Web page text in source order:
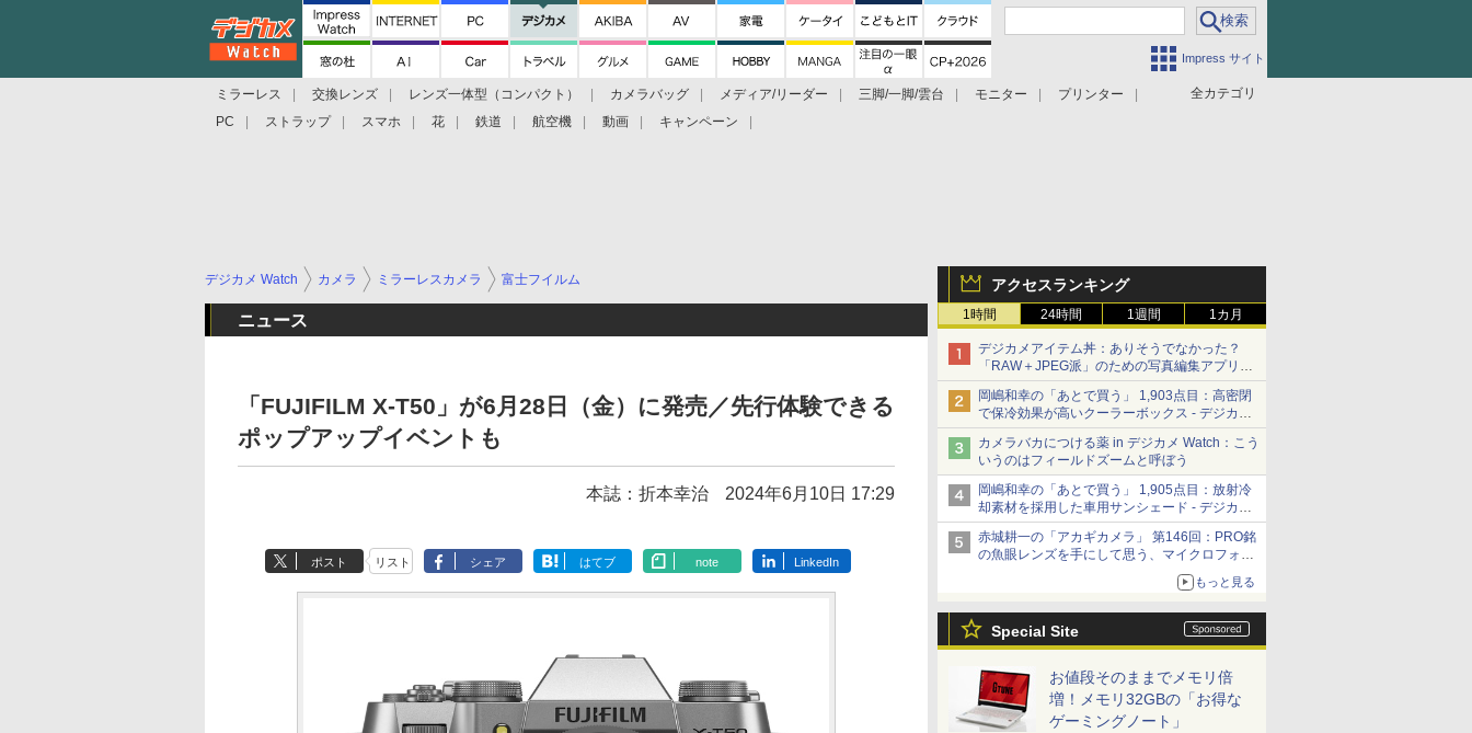
Impress サイト
全カテゴリ
ミラーレス 交換レンズ レンズ一体型（コンパクト） カメラバッグ メディア/リーダー 三脚/一脚/雲台 モニター
プリンター
PC
ストラップ スマホ 花 鉄道 航空機 動画 キャンペーン
アクセスランキング
1時間 24時間 1週間 1カ月
デジカメアイテム丼：ありそうでなかった？
「RAW＋JPEG派」のための写真編集アプリ
カメラデフォルトのJPEGを大切にする
「Filmator」
岡嶋和幸の「あとで買う」 1,903点目：高密閉
で保冷効果が高いクーラーボックス - デジカメ
Watch
カメラバカにつける薬 in デジカメ Watch：こう
いうのはフィールドズームと呼ぼう
岡嶋和幸の「あとで買う」 1,905点目：放射冷
却素材を採用した車用サンシェード - デジカメ
Watch
赤城耕一の「アカギカメラ」 第146回：PRO銘
の魚眼レンズを手にして思う、マイクロフォー
もっと見る
Special Site
お値段そのままでメモリ倍
増！メモリ32GBの「お得な
ゲーミングノート」
デジカメ Watch カメラ ミラーレスカメラ 富士フイルム
ニュース
「FUJIFILM X-T50」が6月28日（金）に発売／先行体験できる
ポップアップイベントも
本誌：折本幸治 2024年6月10日 17:29
ポスト リスト シェア はてブ note LinkedIn